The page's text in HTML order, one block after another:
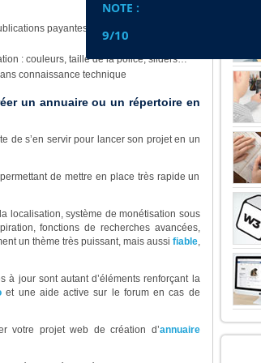
NOTE :
9/10
payantes
: couleurs, taille de la police, sliders…
connaissance technique
un annuaire ou un répertoire en
de s’en servir pour lancer son projet en un
de mettre en place très rapide un
localisation, système de monétisation sous
fonctions de recherches avancées,
un thème très puissant, mais aussi fiable,
à jour sont autant d’éléments renforçant la
et une aide active sur le forum en cas de
votre projet web de création d’annuaire